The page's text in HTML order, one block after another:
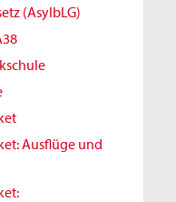
(AsylbLG)
Ausflüge und